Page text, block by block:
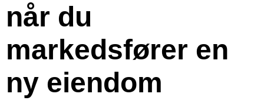
når du
markedsfører en
ny eiendom